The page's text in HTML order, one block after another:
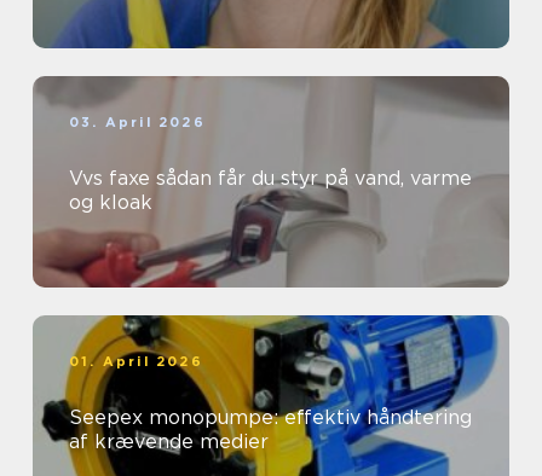
03. April 2026
Vvs faxe sådan får du styr på vand, varme
og kloak
01. April 2026
Seepex monopumpe: effektiv håndtering
af krævende medier